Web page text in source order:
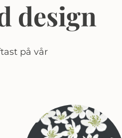
design
på vår